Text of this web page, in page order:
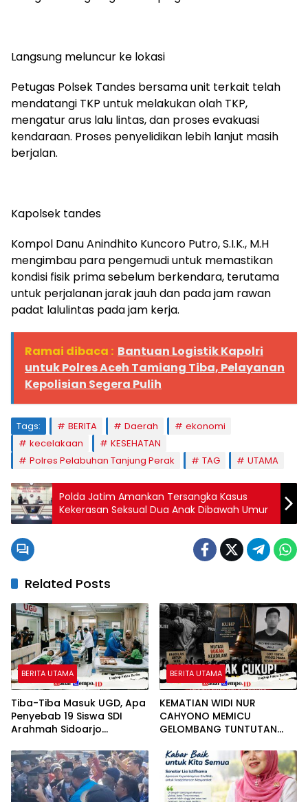
Langsung meluncur ke lokasi
Petugas Polsek Tandes bersama unit terkait telah
mendatangi TKP untuk melakukan olah TKP,
mengatur arus lalu lintas, dan proses evakuasi
kendaraan. Proses penyelidikan lebih lanjut masih
berjalan.
Kapolsek tandes
Kompol Danu Anindhito Kuncoro Putro, S.I.K., M.H
mengimbau para pengemudi untuk memastikan
kondisi fisik prima sebelum berkendara, terutama
untuk perjalanan jarak jauh dan pada jam rawan
padat lalulintas pada jam kerja.
Ramai dibaca : Bantuan Logistik Kapolri
untuk Polres Aceh Tamiang Tiba, Pelayanan
Kepolisian Segera Pulih
Tags: BERITA Daerah
ekonomi
kecelakaan
KESEHATAN
Polres Pelabuhan Tanjung Perak
TAG UTAMA
Polda Jatim Amankan Tersangka Kasus
Kekerasan Seksual Dua Anak Dibawah Umur
Related Posts
BERITA UTAMA
Tiba-Tiba Masuk UGD, Apa
Penyebab 19 Siswa SDI
Arahmah Sidoarjo
BERITA UTAMA
KEMATIAN WIDI NUR
CAHYONO MEMICU
GELOMBANG TUNTUTAN
TAK MENJAWAB
PERTANYAAN HUKUM,
DESAKAN PROSES PIDANA
MENGUAT